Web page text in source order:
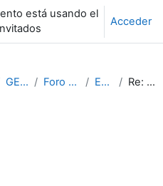
está usando el
Acceder
GENERAL Foro de avisos Examen Re: Examen